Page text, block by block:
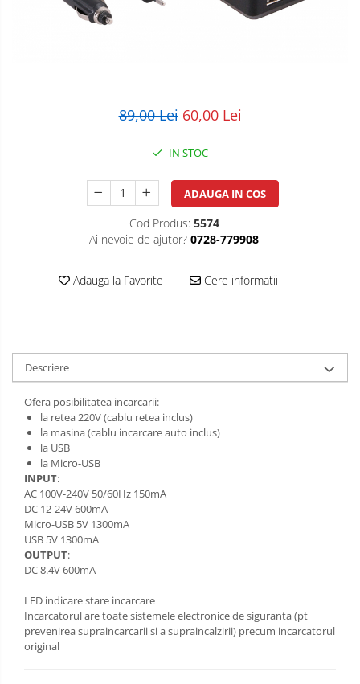
POS/Scanere coduri de bare
89,00 Lei 60,00 Lei
IN STOC
ADAUGA IN COS
Cod Produs: 5574
Ai nevoie de ajutor? 0728-779908
Adauga la Favorite Cere informatii
Descriere
Ofera posibilitatea incarcarii:
la retea 220V (cablu retea inclus)
la masina (cablu incarcare auto inclus)
la USB
la Micro-USB
INPUT:
AC 100V-240V 50/60Hz 150mA
DC 12-24V 600mA
Micro-USB 5V 1300mA
USB 5V 1300mA
OUTPUT:
DC 8.4V 600mA
LED indicare stare incarcare
Incarcatorul are toate sistemele electronice de siguranta (pt
prevenirea supraincarcarii si a supraincalzirii) precum incarcatorul
original